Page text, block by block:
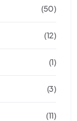
(50)
(12)
(1)
(3)
(11)